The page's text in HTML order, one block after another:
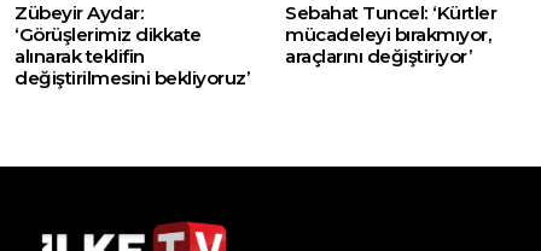
Zübeyir Aydar:
‘Görüşlerimiz dikkate
alınarak teklifin
değiştirilmesini bekliyoruz’
Sebahat Tuncel: ‘Kürtler
mücadeleyi bırakmıyor,
araçlarını değiştiriyor’